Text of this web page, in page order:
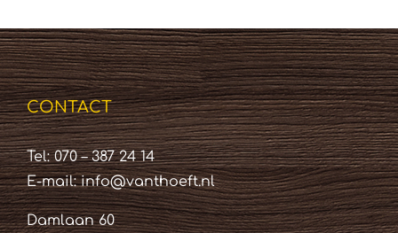
CONTACT
Tel: 070 – 387 24 14
E-mail:info@vanthoeft.nl
Damlaan 60